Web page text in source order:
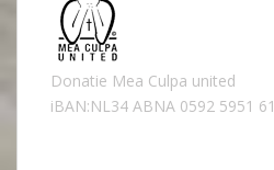
Donatie Mea Culpa united
iBAN:NL34 ABNA 0592 5951 61